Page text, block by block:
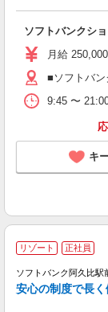
ソフトバンクシ
月給
■ソフトバ
9:45 〜
キ
リゾート 正社員
ソフトバンク阿久比駅
安心の制度で長